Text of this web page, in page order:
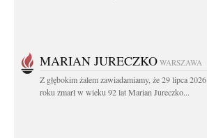
MARIAN JURECZKO WARSZAWA
Z głębokim żalem zawiadamiamy, że 29 lipca 2026
roku zmarł w wieku 92 lat Marian Jureczko...